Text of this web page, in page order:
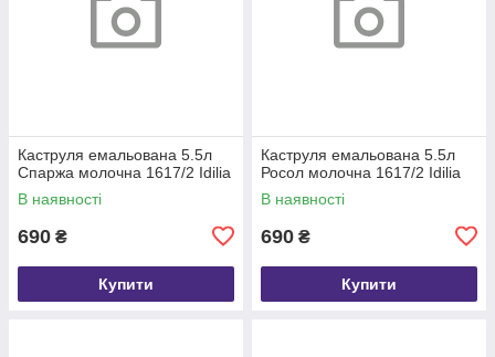
Каструля емальована 5.5л
Спаржа молочна 1617/2 Idilia
В наявності
690 ₴
Купити
Каструля емальована 5.5л
Росол молочна 1617/2 Idilia
В наявності
690 ₴
Купити